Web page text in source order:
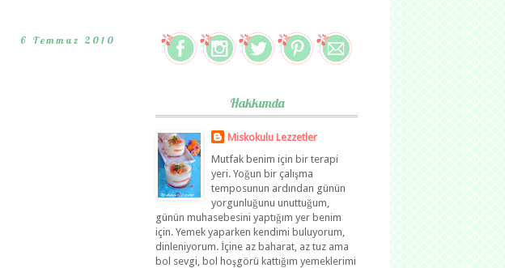
6 Temmuz 2010
Hakkımda
Miskokulu Lezzetler
Mutfak benim için bir terapi
yeri. Yoğun bir çalışma
temposunun ardından günün
yorgunluğunu unuttuğum,
günün muhasebesini yaptığım yer benim
için. Yemek yaparken kendimi buluyorum,
dinleniyorum. İçine az baharat, az tuz ama
bol sevgi, bol hoşgörü kattığım yemeklerimi